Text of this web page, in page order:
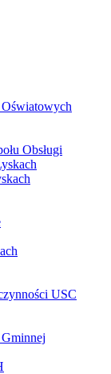
Oświatowych
Obsługi
USC